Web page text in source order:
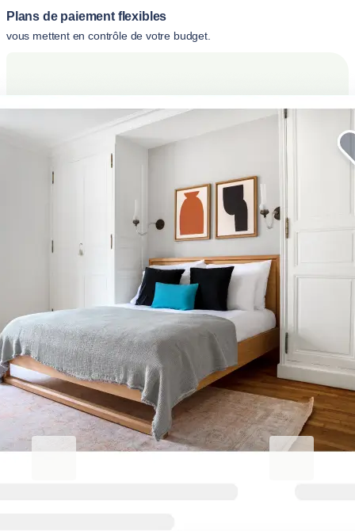
Plans de paiement flexibles
vous mettent en contrôle de votre budget.
Améliorez votre séjour
professionnel.